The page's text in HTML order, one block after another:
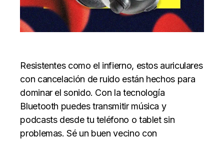
Resistentes como el infierno, estos auriculares
con cancelación de ruido están hechos para
dominar el sonido. Con la tecnología
Bluetooth puedes transmitir música y
podcasts desde tu teléfono o tablet sin
problemas. Sé un buen vecino con